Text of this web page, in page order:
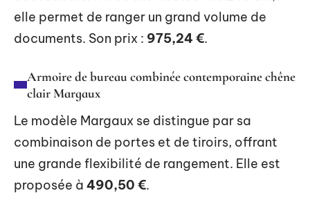
elle permet de ranger un grand volume de
documents. Son prix : 975,24 €.
Armoire de bureau combinée contemporaine chêne
clair Margaux
Le modèle Margaux se distingue par sa
combinaison de portes et de tiroirs, offrant
une grande flexibilité de rangement. Elle est
proposée à 490,50 €.